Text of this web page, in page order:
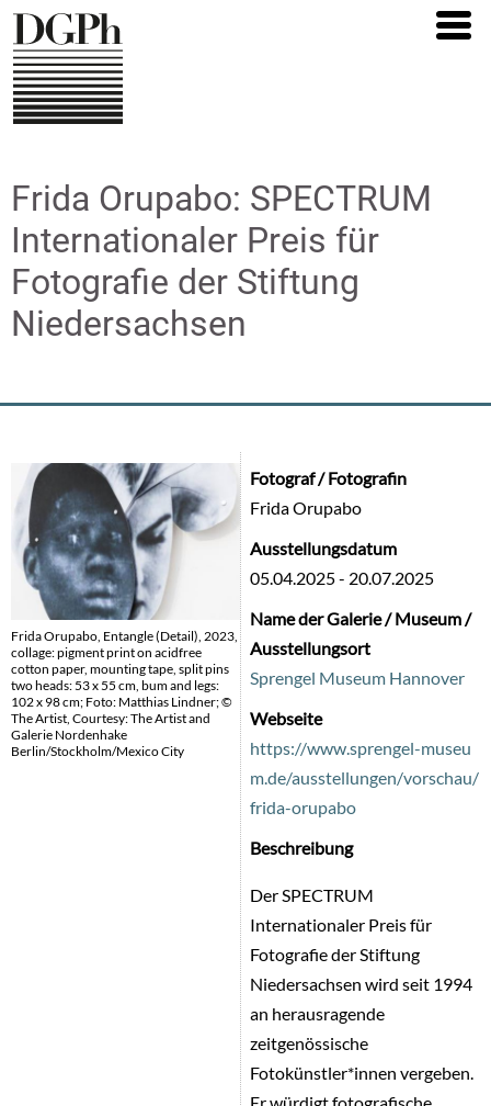
Direkt
zum
Inhalt
Frida Orupabo: SPECTRUM
Internationaler Preis für
Fotografie der Stiftung
Niedersachsen
Frida Orupabo, Entangle (Detail), 2023,
collage: pigment print on acidfree
cotton paper, mounting tape, split pins
two heads: 53 x 55 cm, bum and legs:
102 x 98 cm; Foto: Matthias Lindner; ©
The Artist, Courtesy: The Artist and
Galerie Nordenhake
Berlin/Stockholm/Mexico City
Fotograf / Fotografin
Frida Orupabo
Ausstellungsdatum
05.04.2025- 20.07.2025
Name der Galerie / Museum /
Ausstellungsort
Sprengel Museum Hannover
Webseite
https://www.sprengel-museu
m.de/ausstellungen/vorschau/
frida-orupabo
Beschreibung
Der SPECTRUM
Internationaler Preis für
Fotografie der Stiftung
Niedersachsen wird seit 1994
an herausragende
zeitgenössische
Fotokünstler*innen vergeben.
Er würdigt fotografische